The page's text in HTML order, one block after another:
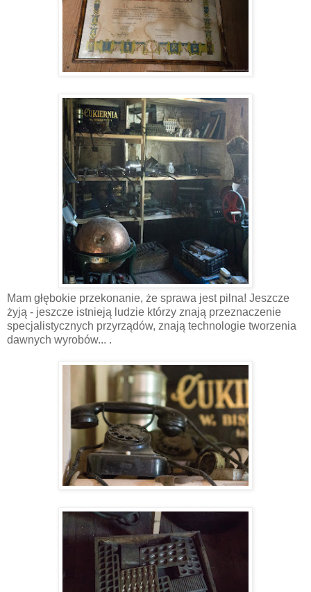
Mam głębokie przekonanie, że sprawa jest pilna! Jeszcze
żyją - jeszcze istnieją ludzie którzy znają przeznaczenie
specjalistycznych przyrządów, znają technologie tworzenia
dawnych wyrobów... .